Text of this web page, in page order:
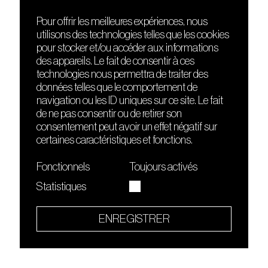
DÉCOUVRIR
Le lieu
Contact
Presse
Cours de DJing
TMLAB
FRIENDS
Nuits sonores
HEAT
Hôtel71
La Gaîté Lyrique
Le Sucre fait partie de
Quartier culturel et créatif
Pour offrir les meilleures expériences, nous
utilisons des technologies telles que les cookies
pour stocker et/ou accéder aux informations
des appareils. Le fait de consentir à ces
technologies nous permettra de traiter des
données telles que le comportement de
navigation ou les ID uniques sur ce site. Le fait
de ne pas consentir ou de retirer son
consentement peut avoir un effet négatif sur
certaines caractéristiques et fonctions.
Fonctionnels
Toujours activés
Statistiques
ENREGISTRER